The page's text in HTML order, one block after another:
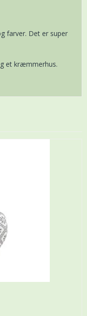
farver. Det er super
et kræmmerhus.